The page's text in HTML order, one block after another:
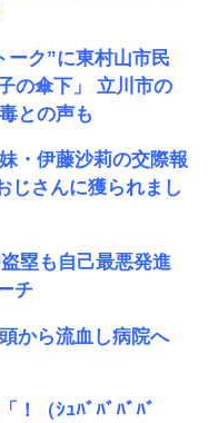
ーク”に東村山市民
の傘下」 立川市の
との声も
・伊藤沙莉の交際報
じさんに獲られまし
塁も自己最悪発進
チ
から流血し病院へ
！（ｼｭﾊﾞﾊﾞﾊﾞﾊﾞ